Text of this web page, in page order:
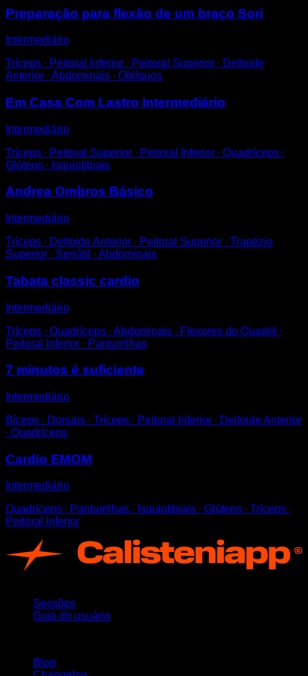
Preparação para flexão de um braço Sori
Intermediário
Tríceps ∙ Peitoral Inferior ∙ Peitoral Superior ∙ Deltoide
Anterior ∙ Abdominais ∙ Oblíquos
Em Casa Com Lastro Intermediário
Intermediário
Tríceps ∙ Peitoral Superior ∙ Peitoral Inferior ∙ Quadríceps ∙
Glúteos ∙ Isquiotibiais
Andrea Ombros Básico
Intermediário
Tríceps ∙ Deltoide Anterior ∙ Peitoral Superior ∙ Trapézio
Superior ∙ Serrátil ∙ Abdominais
Tabata classic cardio
Intermediário
Tríceps ∙ Quadríceps ∙ Abdominais ∙ Flexores do Quadril ∙
Peitoral Inferior ∙ Panturrilhas
7 minutos é suficiente
Intermediário
Bíceps ∙ Dorsais ∙ Tríceps ∙ Peitoral Inferior ∙ Deltoide Anterior
∙ Quadríceps
Cardio EMOM
Intermediário
Quadríceps ∙ Panturrilhas ∙ Isquiotibiais ∙ Glúteos ∙ Tríceps ∙
Peitoral Inferior
Sessões
Guia do usuário
Blog